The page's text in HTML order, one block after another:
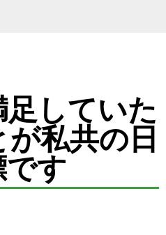
していた
私共の日
す